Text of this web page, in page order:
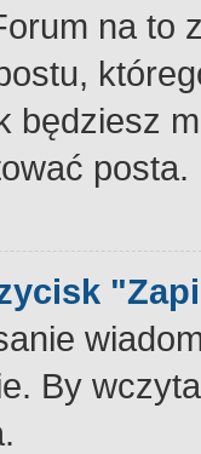
na to
będziesz
posta.
By